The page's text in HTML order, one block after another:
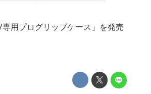
用プログリップケース」を発売